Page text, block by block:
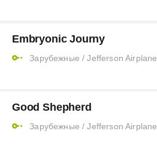
Embryonic Journy
Зарубежные /Jefferson Airplane
Good Shepherd
Зарубежные /Jefferson Airplane